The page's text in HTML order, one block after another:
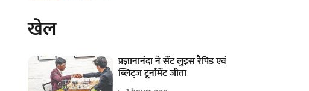
खेल
प्रज्ञानानंदा ने सेंट लुइस रैपिड एवं
ब्लिट्ज टूर्नामेंट जीता